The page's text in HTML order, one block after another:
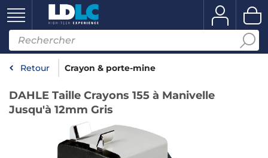
Retour Crayon & porte-mine
DAHLE Taille Crayons 155 à Manivelle
Jusqu'à 12mm Gris